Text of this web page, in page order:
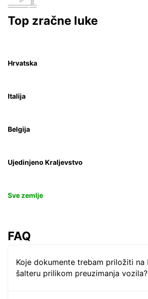
Top zračne luke
Hrvatska
Italija
Belgija
Ujedinjeno Kraljevstvo
Sve zemlje
FAQ
Koje dokumente trebam priložiti na
šalteru prilikom preuzimanja vozila?